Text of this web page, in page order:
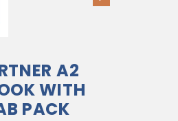
A2
WITH
PACK